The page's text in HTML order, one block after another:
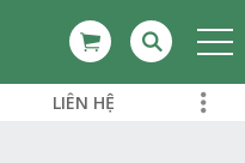
LIÊN HỆ